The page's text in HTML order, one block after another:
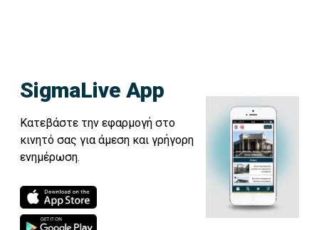
SigmaLive App
Κατεβάστε την εφαρμογή στο
κινητό σας για άμεση και γρήγορη
ενημέρωση.